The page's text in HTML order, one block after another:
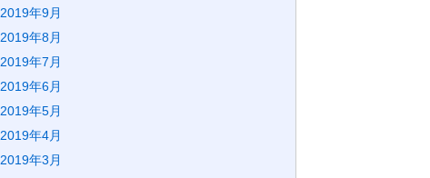
2019年9月
2019年8月
2019年7月
2019年6月
2019年5月
2019年4月
2019年3月